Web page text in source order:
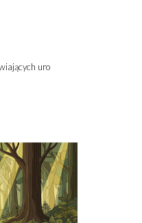
urocze wróżki z motylami